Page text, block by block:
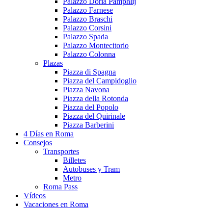
Palazzo Farnese
Palazzo Braschi
Palazzo Corsini
Palazzo Spada
Palazzo Montecitorio
Palazzo Colonna
Plazas
Piazza di Spagna
Piazza del Campidoglio
Piazza Navona
Piazza della Rotonda
Piazza del Popolo
Piazza del Quirinale
Piazza Barberini
4 Días en Roma
Consejos
Transportes
Billetes
Autobuses y Tram
Metro
Roma Pass
Vídeos
Vacaciones en Roma